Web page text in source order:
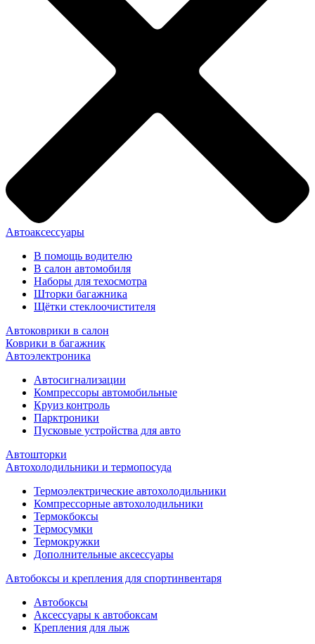
Автоаксессуары
В помощь водителю
В салон автомобиля
Наборы для техосмотра
Шторки багажника
Щётки стеклоочистителя
Автоковрики в салон
Коврики в багажник
Автоэлектроника
Автосигнализации
Компрессоры автомобильные
Круиз контроль
Парктроники
Пусковые устройства для авто
Автошторки
Автохолодильники и термопосуда
Термоэлектрические автохолодильники
Компрессорные автохолодильники
Термокбоксы
Термосумки
Термокружки
Дополнительные аксессуары
Автобоксы и крепления для спортинвентаря
Автобоксы
Аксессуары к автобоксам
Крепления для лыж